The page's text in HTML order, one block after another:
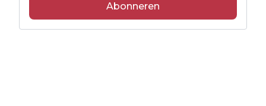
Abonneren